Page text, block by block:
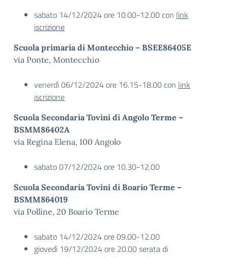
sabato 14/12/2024 ore 10.00-12.00 con link
iscrizione
Scuola primaria di Montecchio – BSEE86405E
via Ponte, Montecchio
venerdì 06/12/2024 ore 16.15-18.00 con link
iscrizione
Scuola Secondaria Tovini di Angolo Terme –
BSMM86402A
via Regina Elena, 100 Angolo
sabato 07/12/2024 ore 10.30-12.00
Scuola Secondaria Tovini di Boario Terme –
BSMM864019
via Polline, 20 Boario Terme
sabato 14/12/2024 ore 09.00-12.00
giovedì 19/12/2024 ore 20.00 serata di